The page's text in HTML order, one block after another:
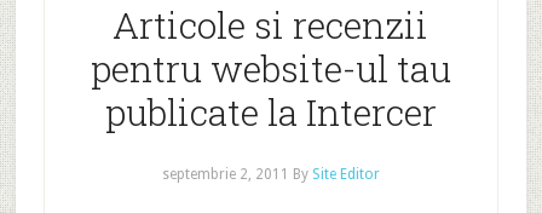
Articole si recenzii
pentru website-ul tau
publicate la Intercer
septembrie 2, 2011 By Site Editor